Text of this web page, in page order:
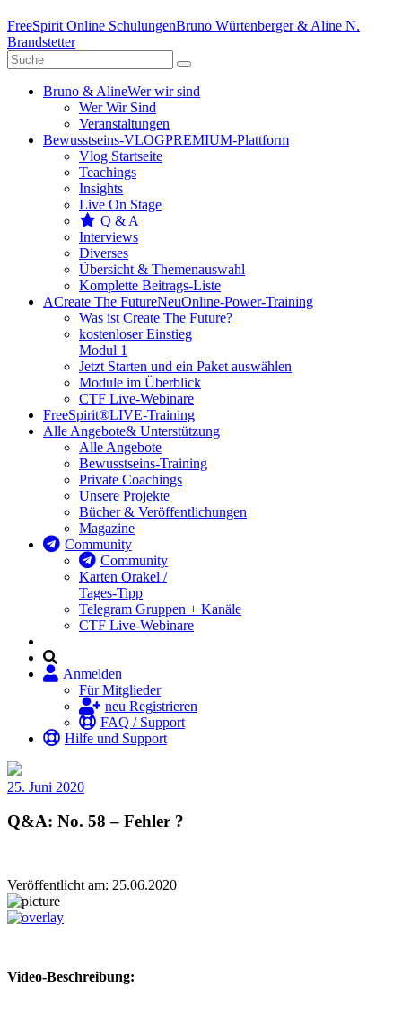
FreeSpirit Online SchulungenBruno Würtenberger & Aline N.
Brandstetter
Bruno & AlineWer wir sind
Wer Wir Sind
Veranstaltungen
Bewusstseins-VLOGPREMIUM-Plattform
Vlog Startseite
Teachings
Insights
Live On Stage
Q & A
Interviews
Diverses
Übersicht & Themenauswahl
Komplette Beitrags-Liste
ACreate The FutureNeuOnline-Power-Training
Was ist Create The Future?
kostenloser Einstieg
Modul 1
Jetzt Starten und ein Paket auswählen
Module im Überblick
CTF Live-Webinare
FreeSpirit®LIVE-Training
Alle Angebote& Unterstützung
Alle Angebote
Bewusstseins-Training
Private Coachings
Unsere Projekte
Bücher & Veröffentlichungen
Magazine
Community
Community
Karten Orakel /
Tages-Tipp
Telegram Gruppen + Kanäle
CTF Live-Webinare
Anmelden
Für Mitglieder
neu Registrieren
FAQ / Support
Hilfe und Support
25. Juni 2020
Q&A: No. 58 – Fehler ?
Veröffentlicht am: 25.06.2020
Video-Beschreibung: